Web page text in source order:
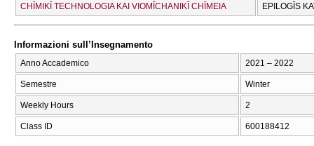
CΗĪMIKĪ TECΗNOLOGIA KAI VIOMĪCΗANIKĪ CΗĪMEIA EPILOGĪS
Informazioni sull’Insegnamento
Anno Accademico 2021 – 2022
Semestre Winter
Weekly Hours 2
Class ID 600188412